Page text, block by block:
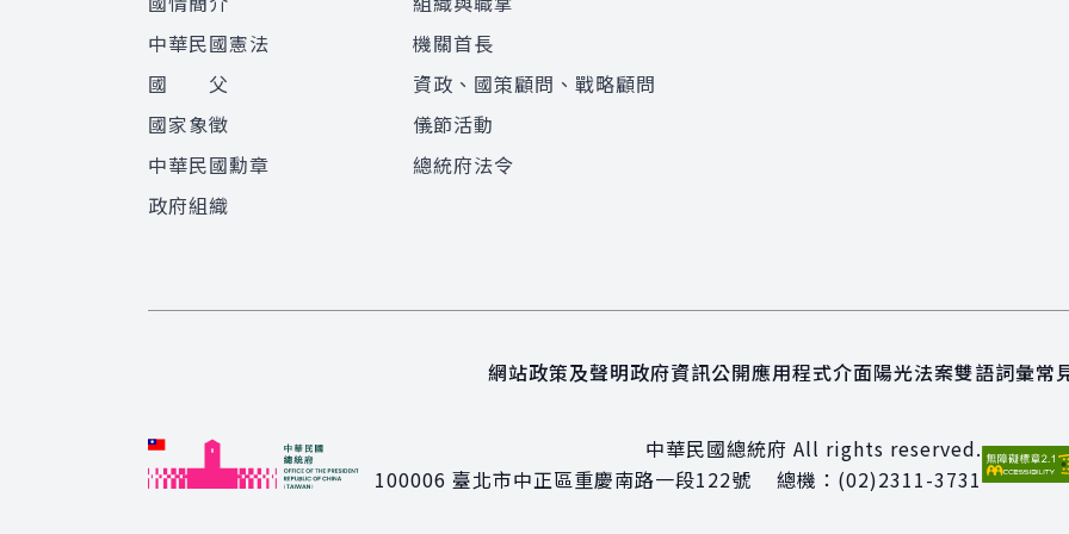
中華民國憲法
國 父
國家象徵
中華民國勳章
政府組織
機關首長
資政、國策顧問、戰略顧問
儀節活動
總統府法令
網站政策及聲明政府資訊公開應用程式介面陽光法案雙語詞彙常
中華民國總統府 All rights reserved.
100006 臺北市中正區重慶南路一段122號 總機： (02)2311-3731